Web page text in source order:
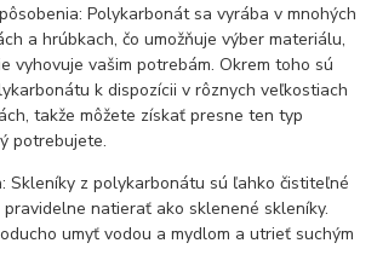
Polykarbonát sa vyrába v mnohých
a hrúbkach, čo umožňuje výber materiálu,
vyhovuje vašim potrebám. Okrem toho sú
k dispozícii v rôznych veľkostiach
takže môžete získať presne ten typ
potrebujete.
Skleníky z polykarbonátu sú ľahko čistiteľné
natierať ako sklenené skleníky.
umyť vodou a mydlom a utrieť suchým